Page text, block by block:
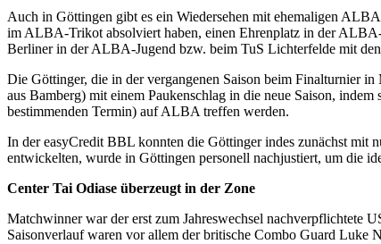
Auch in Göttingen gibt es ein Wiedersehen mit ehemaligen
im ALBA-Trikot absolviert haben, einen Ehrenplatz in der
Berliner in der ALBA-Jugend bzw. beim TuS Lichterfelde mit
Die Göttinger, die in der vergangenen Saison beim Finalturnier
aus Bamberg) mit einem Paukenschlag in die neue Saison,
bestimmenden Termin) auf ALBA treffen werden.
In der easyCredit BBL konnten die Göttinger indes zunächst mit
entwickelten, wurde in Göttingen personell nachjustiert, um die
Center Tai Odiase überzeugt in der Zone
Matchwinner war der erst zum Jahreswechsel nachverpflichtete
Saisonverlauf waren vor allem der britische Combo Guard